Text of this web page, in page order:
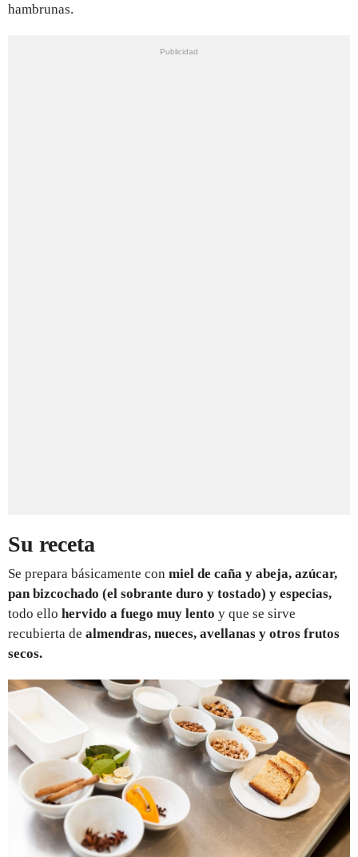
hambrunas.
Su receta
Se prepara básicamente con miel de caña y abeja, azúcar,
pan bizcochado (el sobrante duro y tostado) y especias,
todo ello hervido a fuego muy lento y que se sirve
recubierta de almendras, nueces, avellanas y otros frutos
secos.